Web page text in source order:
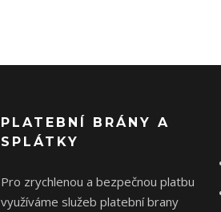
PLATEBNÍ BRÁNY A
SPLÁTKY
Pro zrychlenou a bezpečnou platbu
využíváme služeb platební brany